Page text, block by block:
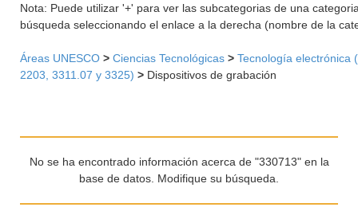
Nota: Puede utilizar '+' para ver las subcategorias de una
búsqueda seleccionando el enlace a la derecha (nombre de la
Áreas UNESCO > Ciencias Tecnológicas > Tecnología electrónica
2203, 3311.07 y 3325) > Dispositivos de grabación
No se ha encontrado información acerca de "330713" en la
base de datos. Modifique su búsqueda.